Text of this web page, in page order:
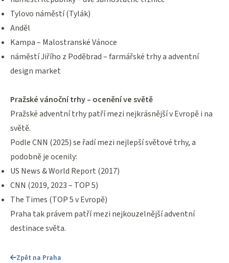
Tylovo náměstí (Tylák)
Anděl
Kampa – Malostranské Vánoce
náměstí Jiřího z Poděbrad – farmářské trhy a adventní
design market
Pražské vánoční trhy – ocenění ve světě
Pražské adventní trhy patří mezi nejkrásnější v Evropě i na
světě.
Podle CNN (2025) se řadí mezi nejlepší světové trhy, a
podobně je ocenily:
US News & World Report (2017)
CNN (2019, 2023 – TOP 5)
The Times (TOP 5 v Evropě)
Praha tak právem patří mezi nejkouzelnější adventní
destinace světa.
Zpět na Praha